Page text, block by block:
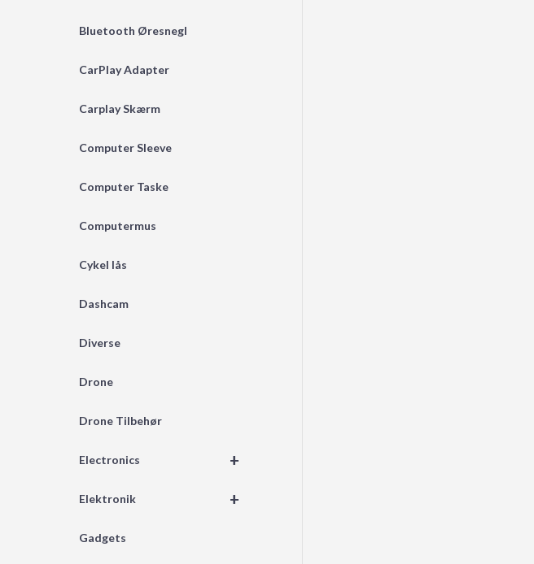
Bluetooth Øresnegl
CarPlay Adapter
Carplay Skærm
Computer Sleeve
Computer Taske
Computermus
Cykel lås
Dashcam
Diverse
Drone
Drone Tilbehør
+
Electronics
+
Elektronik
Gadgets